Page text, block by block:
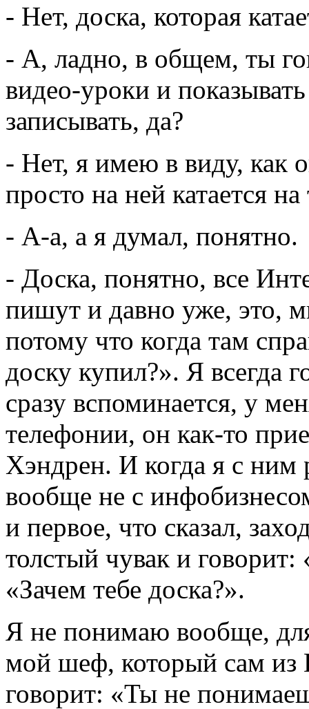
- Нет, доска, которая
- А, ладно, в общем, ты
видео-уроки и
записывать, да?
- Нет, я имею в виду, как
просто на ней катается
- А-а, а я думал, понятно.
- Доска, понятно, все
пишут и давно уже, это,
потому что когда там
доску купил?». Я всегда
сразу вспоминается, у
телефонии, он как-то
Хэндрен. И когда я с ним
вообще не с
и первое, что сказал,
толстый чувак и
«Зачем тебе доска?».
Я не понимаю вообще,
мой шеф, который сам
говорит: «Ты не